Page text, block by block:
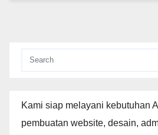
Kami siap melayani kebutuhan
pembuatan website, desain,